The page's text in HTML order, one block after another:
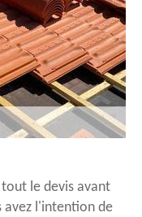
le devis avant
avez l'intention de